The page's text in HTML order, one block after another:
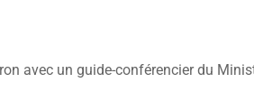
avec un guide-conférencier du